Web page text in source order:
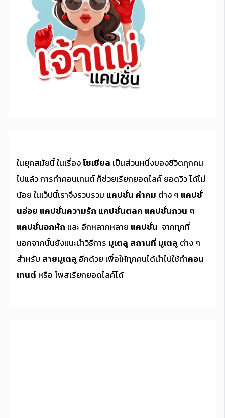
ในยุคสมัยนี้ ในเรื่องโซเซียล เป็นส่วนหนึ่งของชีวิตทุกคน
ไปแล้ว การทำคอนเทนต์ ก็ช่วยเรียกยอดไลค์ ยอดวิว ได้ไม่
น้อย ในเว็ปนี้เราจึงรวบรวม แคปชั่น คำคม ต่าง ๆ แคปชั่
นอ่อย แคปชั่นความรัก แคปชั่นตลก แคปชั่นกวน ๆ
แคปชั่นอกหัก และ อีกหลากหลาย แคปชั่น จากทุกที่
นอกจากนั้นยังแนะนำวิธีการ มูเตลู สถานที่ มูเตลู ต่าง ๆ
สำหรับ สายมูเตลู อีกด้วย เพื่อให้ทุกคนได้นำไปใช้ทำคอน
เทนต์ หรือ โพสเรียกยอดไลค์ได้